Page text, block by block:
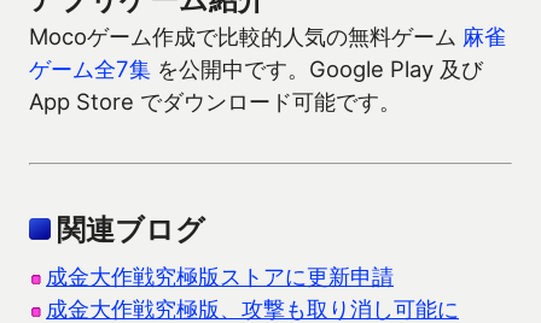
Mocoゲーム作成で比較的人気の無料ゲーム 麻雀
ゲーム全7集 を公開中です。Google Play 及び
App Store でダウンロード可能です。
関連ブログ
成金大作戦究極版ストアに更新申請
成金大作戦究極版、攻撃も取り消し可能に